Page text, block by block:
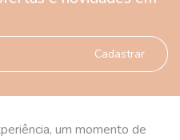
Cadastrar
um momento de